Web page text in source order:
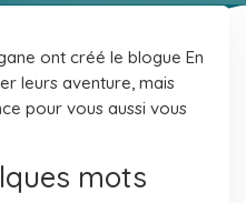
ont créé le blogue En
leurs aventure, mais
pour vous aussi vous
mots